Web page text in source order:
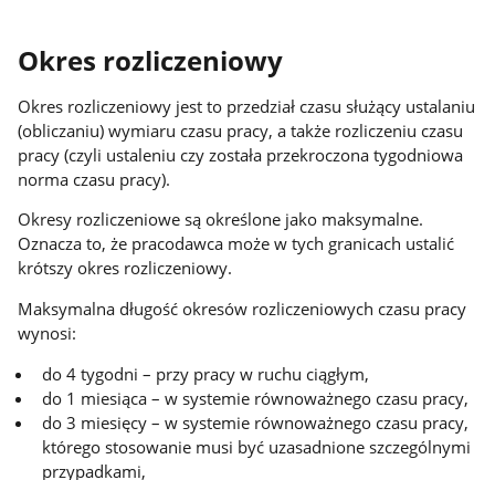
Okres rozliczeniowy
Okres rozliczeniowy jest to przedział czasu służący ustalaniu
(obliczaniu) wymiaru czasu pracy, a także rozliczeniu czasu
pracy (czyli ustaleniu czy została przekroczona tygodniowa
norma czasu pracy).
Okresy rozliczeniowe są określone jako maksymalne.
Oznacza to, że pracodawca może w tych granicach ustalić
krótszy okres rozliczeniowy.
Maksymalna długość okresów rozliczeniowych czasu pracy
wynosi:
do 4 tygodni – przy pracy w ruchu ciągłym,
do 1 miesiąca – w systemie równoważnego czasu pracy,
do 3 miesięcy – w systemie równoważnego czasu pracy,
którego stosowanie musi być uzasadnione szczególnymi
przypadkami,